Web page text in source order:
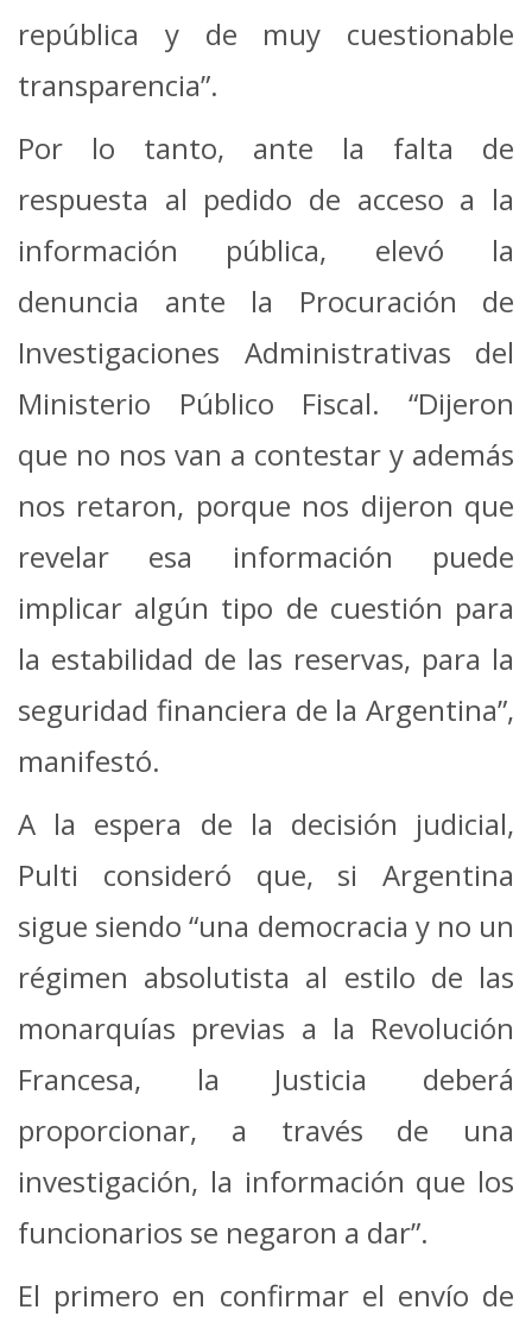
república y de muy cuestionable
transparencia”.
Por lo tanto, ante la falta de
respuesta al pedido de acceso a la
información pública, elevó la
denuncia ante la Procuración de
Investigaciones Administrativas del
Ministerio Público Fiscal. “Dijeron
que no nos van a contestar y además
nos retaron, porque nos dijeron que
revelar esa información puede
implicar algún tipo de cuestión para
la estabilidad de las reservas, para la
seguridad financiera de la Argentina”,
manifestó.
A la espera de la decisión judicial,
Pulti consideró que, si Argentina
sigue siendo “una democracia y no un
régimen absolutista al estilo de las
monarquías previas a la Revolución
Francesa, la Justicia deberá
proporcionar, a través de una
investigación, la información que los
funcionarios se negaron a dar”.
El primero en confirmar el envío de